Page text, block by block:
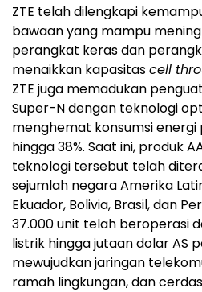
ZTE telah dilengkapi
bawaan yang mampu
perangkat keras dan
menaikkan kapasitascell
ZTE juga memadukan
Super-N dengan teknologi
menghemat konsumsi
hingga 38%. Saat ini, produk
teknologi tersebut telah
sejumlah negara Amerika
Ekuador, Bolivia, Brasil, dan
37.000 unit telah beroperasi
listrik hingga jutaan dolar AS
mewujudkan jaringan
ramah lingkungan, dan